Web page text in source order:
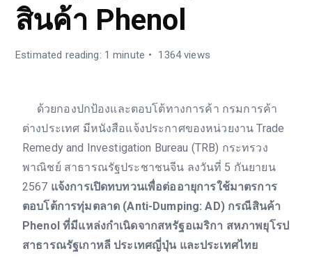
สินค้า Phenol
Estimated reading: 1 minute 1364 views
ด้วยกองปกป้องและตอบโต้ทางการค้า กรมการค้า
ต่างประเทศ มีหนังสือแจ้งประกาศของหน่วยงาน Trade
Remedy and Investigation Bureau (TRB) กระทรวง
พาณิชย์ สาธารณรัฐประชาชนจีน ลงวันที่ 5 กันยายน
2567 แจ้งการเปิดทบทวนเพื่อต่ออายุการใช้มาตรการ
ตอบโต้การทุ่มตลาด (Anti-Dumping: AD) กรณีสินค้า
Phenol ที่มีแหล่งกำเนิดจากสหรัฐอเมริกา สหภาพยุโรป
สาธารณรัฐเกาหลี ประเทศญี่ปุ่น และประเทศไทย